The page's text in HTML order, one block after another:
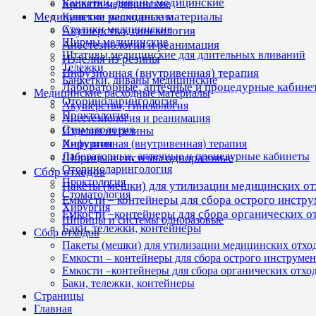
Медицинские расходные материалы
Акушерство, гинекология
Анестезиология и реанимация
Изделия из резины
Инфузионная (внутривенная) терапия
Лабораторные, аптечные и процедурные
Оториноларингология
Проктология
Стоматология
Хирургия
Шприцы и системы одноразовые
Сбор отходов
Пакеты (мешки) для утилизации медицинских
Емкости – контейнеры для сбора острого
Емкости –контейнеры для сбора органических
Баки, тележки, контейнеры
Кровати медицинские
Кушетки медицинские
Столики медицинские
Ширмы медицинские
Штативы медицинские для длительных вливаний
Тележки
Банкетки, диваны медицинские
Медицинские расходные материалы
Акушерство, гинекология
Анестезиология и реанимация
Изделия из резины
Инфузионная (внутривенная) терапия
Лабораторные, аптечные и процедурные кабинеты
Оториноларингология
Проктология
Стоматология
Хирургия
Шприцы и системы одноразовые
Сбор отходов
Пакеты (мешки) для утилизации медицинских
Емкости – контейнеры для сбора острого
Емкости –контейнеры для сбора органических
Баки, тележки, контейнеры
Страницы
Главная